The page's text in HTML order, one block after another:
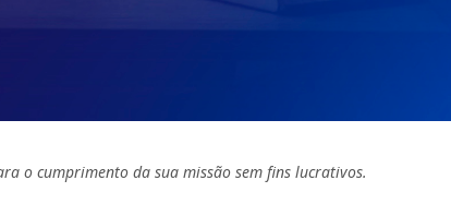
o cumprimento da sua missão sem fins lucrativos.